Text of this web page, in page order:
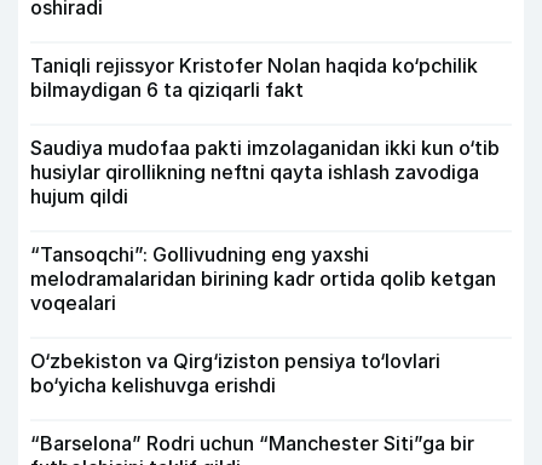
oshiradi
Taniqli rejissyor Kristofer Nolan haqida ko‘pchilik
bilmaydigan 6 ta qiziqarli fakt
Saudiya mudofaa pakti imzolaganidan ikki kun o‘tib
husiylar qirollikning neftni qayta ishlash zavodiga
hujum qildi
“Tansoqchi”: Gollivudning eng yaxshi
melodramalaridan birining kadr ortida qolib ketgan
voqealari
O‘zbekiston va Qirg‘iziston pensiya to‘lovlari
bo‘yicha kelishuvga erishdi
“Barselona” Rodri uchun “Manchester Siti”ga bir